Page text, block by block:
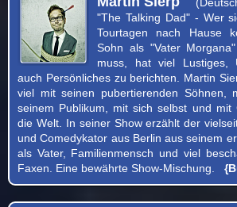
"The Talking Dad" - Wer
Tourtagen nach Hause
Sohn als "Vater
muss, hat viel Lustiges,
auch Persönliches zu berichten. Martin
viel mit seinen pubertierenden Söhnen,
seinem Publikum, mit sich selbst und mit
die Welt. In seiner Show erzählt der
und Comedykator aus Berlin aus seinem
als Vater, Familienmensch und viel
Faxen. Eine bewährte Show-Mischung.